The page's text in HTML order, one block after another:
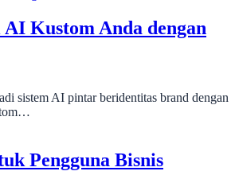
AI Kustom Anda dengan
sistem AI pintar beridentitas brand dengan
Pengguna Bisnis